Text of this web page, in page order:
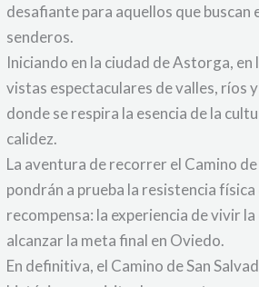
desafiante para aquellos que
senderos.
Iniciando en la ciudad de Astorga,
vistas espectaculares de valles, ríos
donde se respira la esencia de la
calidez.
La aventura de recorrer el Camino
pondrán a prueba la resistencia
recompensa: la experiencia de vivir
alcanzar la meta final en Oviedo.
En definitiva, el Camino de San